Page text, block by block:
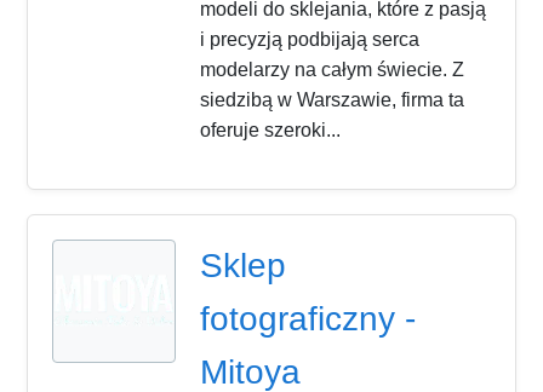
modeli do sklejania, które z pasją
i precyzją podbijają serca
modelarzy na całym świecie. Z
siedzibą w Warszawie, firma ta
oferuje szeroki...
Sklep
fotograficzny -
Mitoya